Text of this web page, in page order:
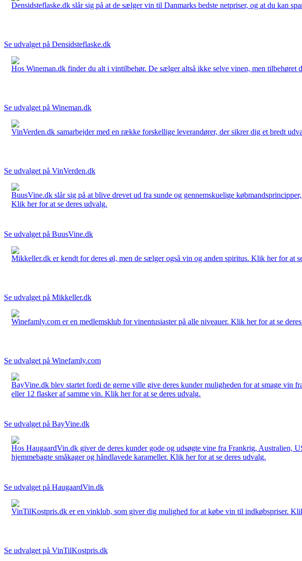
Densidsteflaske.dk slår sig på at de sælger vin til Danmarks bedste netpriser, og at du kan
Se udvalget på Densidsteflaske.dk
Hos Wineman.dk finder du alt i vintilbehør. De sælger altså ikke selve vinen, men tilbehøret
Se udvalget på Wineman.dk
VinVerden.dk samarbejder med en række forskellige leverandører, der sikrer dig et bredt
Se udvalget på VinVerden.dk
BuusVine.dk slår sig på at blive drevet ud fra sunde og gennemskuelige
Klik her for at se deres udvalg.
Se udvalget på BuusVine.dk
Mikkeller.dk er kendt for deres øl, men de sælger også vin og anden spiritus. Klik her for at
Se udvalget på Mikkeller.dk
Winefamly.com er en medlemsklub for vinentusiaster på alle niveauer. Klik her for at se
Se udvalget på Winefamly.com
BayVine.dk blev startet fordi de gerne ville give deres kunder muligheden for at smage vin
eller 12 flasker af samme vin. Klik her for at se deres udvalg.
Se udvalget på BayVine.dk
Hos HaugaardVin.dk giver de deres kunder gode og udsøgte vine fra Frankrig, Australien,
hjemmebagte småkager og håndlavede karameller. Klik her for at se deres udvalg.
Se udvalget på HaugaardVin.dk
VinTilKostpris.dk er en vinklub, som giver dig mulighed for at købe vin til indkøbspriser.
Se udvalget på VinTilKostpris.dk